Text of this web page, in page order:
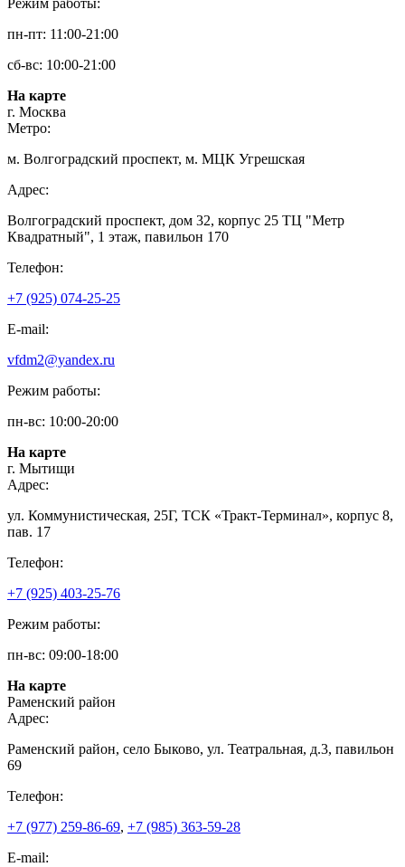
Режим работы:
пн-пт: 11:00-21:00
сб-вс: 10:00-21:00
На карте
г. Москва
Метро:
м. Волгоградский проспект, м. МЦК Угрешская
Адрес:
Волгоградский проспект, дом 32, корпус 25 ТЦ "Метр
Квадратный", 1 этаж, павильон 170
Телефон:
+7 (925) 074-25-25
E-mail:
vfdm2@yandex.ru
Режим работы:
пн-вс: 10:00-20:00
На карте
г. Мытищи
Адрес:
ул. Коммунистическая, 25Г, ТСК «Тракт-Терминал», корпус 8,
пав. 17
Телефон:
+7 (925) 403-25-76
Режим работы:
пн-вс: 09:00-18:00
На карте
Раменский район
Адрес:
Раменский район, село Быково, ул. Театральная, д.3, павильон
69
Телефон:
+7 (977) 259-86-69, +7 (985) 363-59-28
E-mail: